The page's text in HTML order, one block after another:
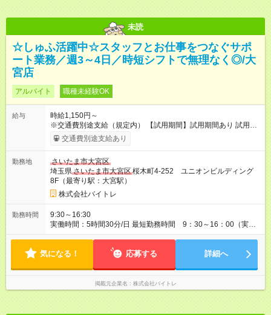
未読
☆しゅふ活躍中☆スタッフとお仕事をつなぐサポ
ート業務／週3～4日／時短シフトで無理なく◎/大
宮店
アルバイト 職種未経験OK
給与
時給1,150円～
※交通費別途支給（規定内） 【試用期間】試用期間あり 試用期
間の長さ：2ヶ月 雇用形態、給与は本採用時と同じです。
交通費別途支給あり
勤務地
さいたま市大宮区
埼玉県さいたま市大宮区桜木町4-252 ユニオンビルディング
8F（最寄り駅：大宮駅）
株式会社バイトレ
勤務時間
9:30～16:30
実働時間：5時間30分/日 最短勤務時間 9：30～16：00（実働
5.5時間） 9：30～16：30（実働6時間）、9：30～17：00（実
気になる！ 応募する 詳細へ
掲載元企業名 株式会社バイトレ